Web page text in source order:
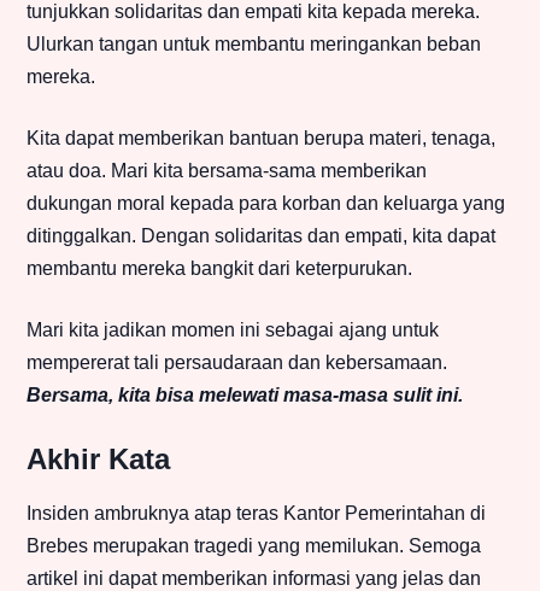
tunjukkan solidaritas dan empati kita kepada mereka.
Ulurkan tangan untuk membantu meringankan beban
mereka.
Kita dapat memberikan bantuan berupa materi, tenaga,
atau doa. Mari kita bersama-sama memberikan
dukungan moral kepada para korban dan keluarga yang
ditinggalkan. Dengan solidaritas dan empati, kita dapat
membantu mereka bangkit dari keterpurukan.
Mari kita jadikan momen ini sebagai ajang untuk
mempererat tali persaudaraan dan kebersamaan.
Bersama, kita bisa melewati masa-masa sulit ini.
Akhir Kata
Insiden ambruknya atap teras Kantor Pemerintahan di
Brebes merupakan tragedi yang memilukan. Semoga
artikel ini dapat memberikan informasi yang jelas dan